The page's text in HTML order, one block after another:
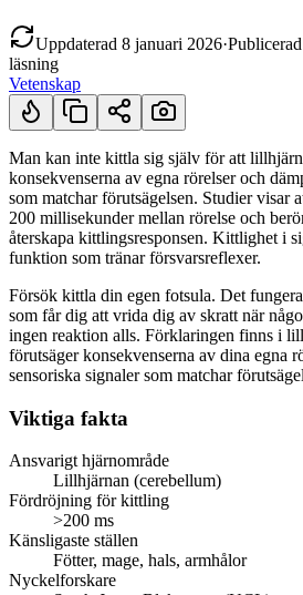
Uppdaterad 8 januari 2026·Publicerad
läsning
Vetenskap
Kort svar
Man kan inte kittla sig själv för att
konsekvenserna av egna rörelser och
som matchar förutsägelsen. Studier visar
200 millisekunder mellan rörelse och
återskapa kittlingsresponsen. Kittlighet i
funktion som tränar försvarsreflexer.
Försök kittla din egen fotsula. Det
som får dig att vrida dig av skratt när
ingen reaktion alls. Förklaringen finns i
förutsäger konsekvenserna av dina egna
sensoriska signaler som matchar
Viktiga fakta
Ansvarigt hjärnområde
Lillhjärnan (cerebellum)
Fördröjning för kittling
>200 ms
Känsligaste ställen
Fötter, mage, hals, armhålor
Nyckelforskare